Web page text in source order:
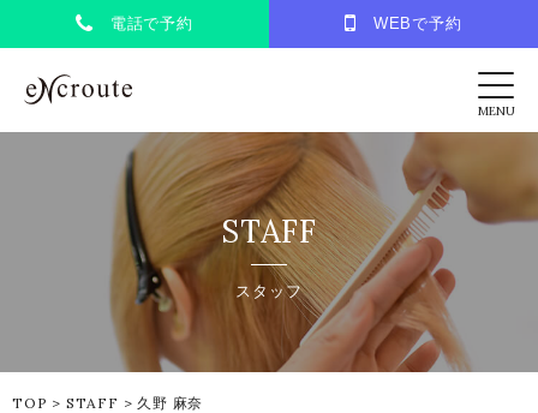
電話で予約 WEBで予約
eNcroute｜葛西・江戸川区の美容室 アンク
MENU
STAFF
スタッフ
TOP > STAFF > 久野 麻奈